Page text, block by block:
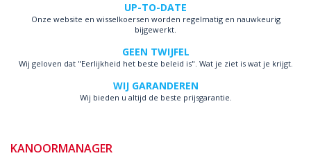
UP-TO-DATE
Onze website en wisselkoersen worden regelmatig en nauwkeurig
bijgewerkt.
GEEN TWIJFEL
Wij geloven dat "Eerlijkheid het beste beleid is". Wat je ziet is wat je krijgt.
WIJ GARANDEREN
Wij bieden u altijd de beste prijsgarantie.
KANOORMANAGER